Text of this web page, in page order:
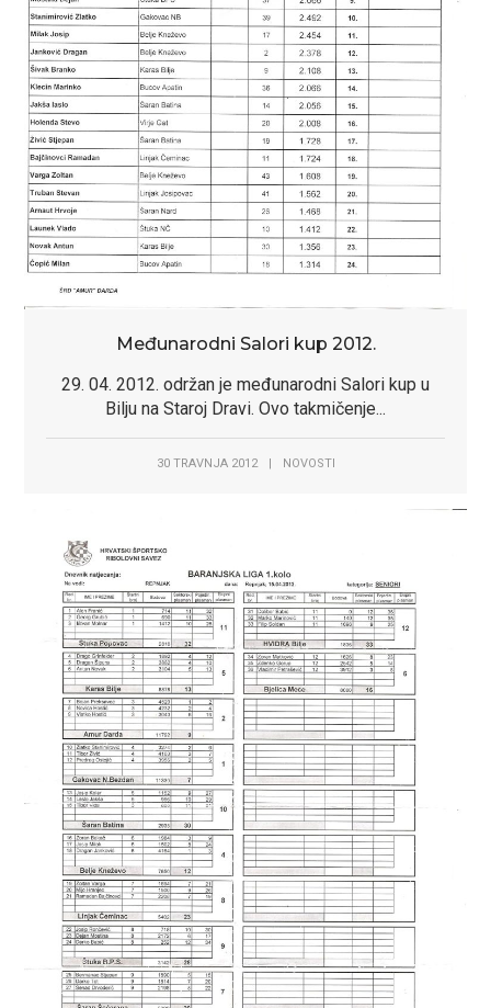
Dobro došli u selo
Dobro došli na
službene stranice
Dobro došli u selo
Dobro došli na
službene stranice
Međunarodni Salori kup 2012.
29. 04. 2012. održan je međunarodni Salori kup u
Bilju na Staroj Dravi. Ovo takmičenje...
30 TRAVNJA 2012 | NOVOSTI